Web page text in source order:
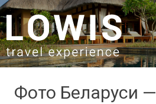
SKIP TO CONTENT
Фото Беларуси —